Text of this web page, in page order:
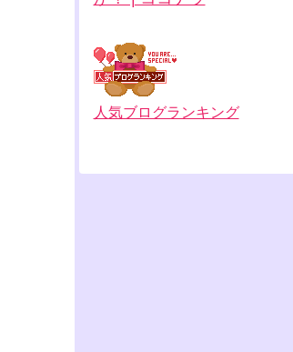
人気ブログランキング